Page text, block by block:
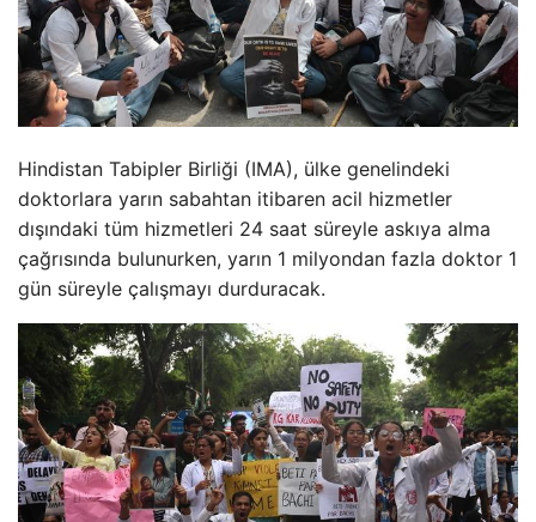
Hindistan Tabipler Birliği (IMA), ülke genelindeki
doktorlara yarın sabahtan itibaren acil hizmetler
dışındaki tüm hizmetleri 24 saat süreyle askıya alma
çağrısında bulunurken, yarın 1 milyondan fazla doktor 1
gün süreyle çalışmayı durduracak.